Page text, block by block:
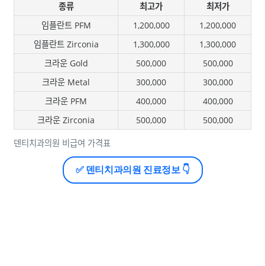
덴티치과의원 비급여 가격표
종류 최고가
최저가
임플란트 PFM
1,200,000
1,200,000
임플란트 Zirconia
1,300,000
1,300,000
크라운 Gold
500,000
500,000
크라운 Metal
300,000
300,000
크라운 PFM
400,000
400,000
크라운 Zirconia
500,000 500,000
✅ 덴티치과의원 진료정보 👇